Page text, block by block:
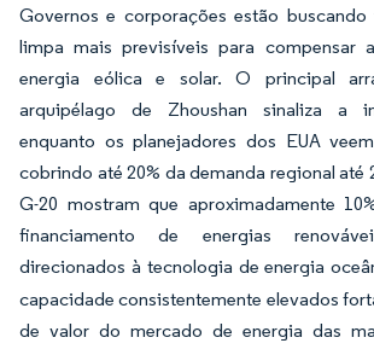
Governos e corporações estão
limpa mais previsíveis para compensar
energia eólica e solar. O principal
arquipélago de Zhoushan sinaliza a
enquanto os planejadores dos EUA
cobrindo até 20% da demanda regional até
G-20 mostram que aproximadamente
financiamento de energias
direcionados à tecnologia de energia
capacidade consistentemente elevados
de valor do mercado de energia das